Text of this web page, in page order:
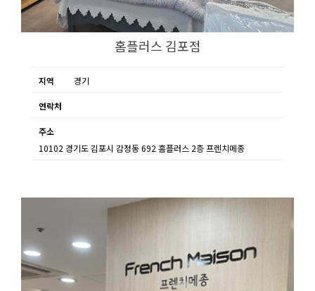
홈플러스 김포점
지역 경기
연락처
주소
10102 경기도 김포시 감정동 692 홈플러스 2층 프렌치메종